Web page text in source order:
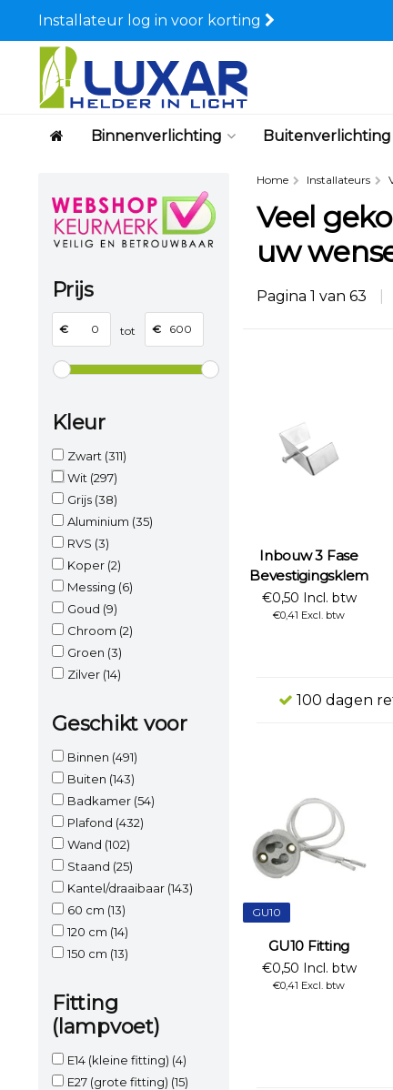
Installateur log in voor korting
Binnenverlichting Buitenverlichting
Prijs
€ tot €
Kleur
Zwart (311)
Wit (297)
Grijs (38)
Aluminium (35)
RVS (3)
Koper (2)
Messing (6)
Goud (9)
Chroom (2)
Groen (3)
Zilver (14)
Geschikt voor
Binnen (491)
Buiten (143)
Badkamer (54)
Plafond (432)
Wand (102)
Staand (25)
Kantel/draaibaar (143)
60 cm (13)
120 cm (14)
150 cm (13)
Fitting
(lampvoet)
E14 (kleine fitting) (4)
E27 (grote fitting) (15)
Home Installateurs
Veel
uw
Pagina 1 van 63
Inbouw 3 Fase
Bevestigingsklem
€0,50 Incl. btw
€0,41 Excl. btw
100 dagen
GU10
GU10 Fitting
€0,50 Incl. btw
€0,41 Excl. btw